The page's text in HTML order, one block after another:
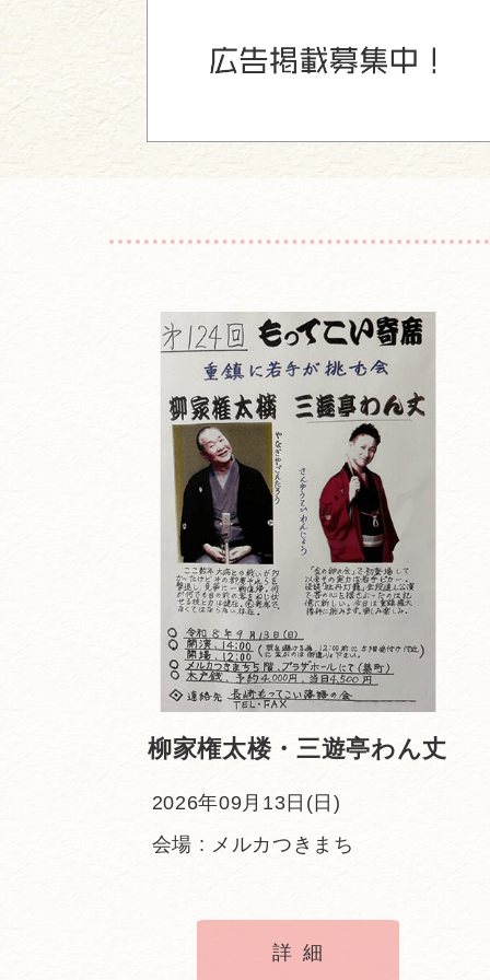
柳家権太楼・三遊亭わん丈
2026年09月13日(日)
会場 : メルカつきまち
詳細